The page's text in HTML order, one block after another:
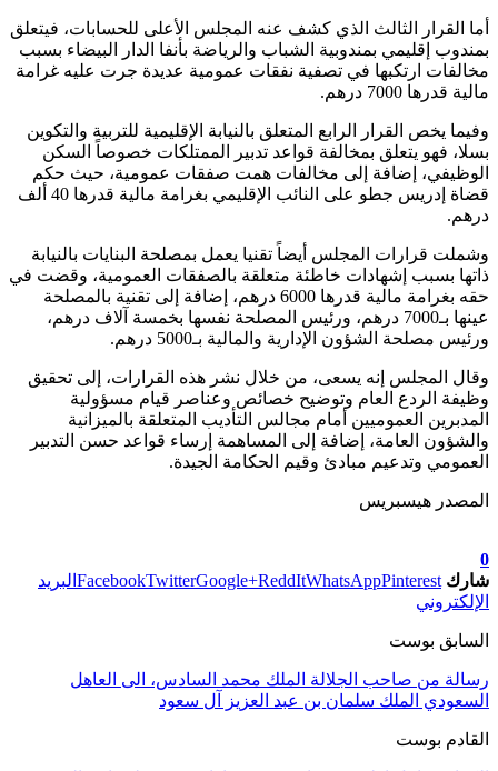
أما القرار الثالث الذي كشف عنه المجلس الأعلى للحسابات، فيتعلق
بمندوب إقليمي بمندوبية الشباب والرياضة بأنفا الدار البيضاء بسبب
مخالفات ارتكبها في تصفية نفقات عمومية عديدة جرت عليه غرامة
مالية قدرها 7000 درهم.
وفيما يخص القرار الرابع المتعلق بالنيابة الإقليمية للتربية والتكوين
بسلا، فهو يتعلق بمخالفة قواعد تدبير الممتلكات خصوصاً السكن
الوظيفي، إضافة إلى مخالفات همت صفقات عمومية، حيث حكم
قضاة إدريس جطو على النائب الإقليمي بغرامة مالية قدرها 40 ألف
درهم.
وشملت قرارات المجلس أيضاً تقنيا يعمل بمصلحة البنايات بالنيابة
ذاتها بسبب إشهادات خاطئة متعلقة بالصفقات العمومية، وقضت في
حقه بغرامة مالية قدرها 6000 درهم، إضافة إلى تقنية بالمصلحة
عينها بـ7000 درهم، ورئيس المصلحة نفسها بخمسة آلاف درهم،
ورئيس مصلحة الشؤون الإدارية والمالية بـ5000 درهم.
وقال المجلس إنه يسعى، من خلال نشر هذه القرارات، إلى تحقيق
وظيفة الردع العام وتوضيح خصائص وعناصر قيام مسؤولية
المدبرين العموميين أمام مجالس التأديب المتعلقة بالميزانية
والشؤون العامة، إضافة إلى المساهمة إرساء قواعد حسن التدبير
العمومي وتدعيم مبادئ وقيم الحكامة الجيدة.
المصدر هيسبريس
0
شارك
FacebookTwitterGoogle+ReddItWhatsAppPinterest
البريد
الإلكتروني
السابق بوست
رسالة من صاحب الجلالة الملك محمد السادس، الى العاهل
السعودي الملك سلمان بن عبد العزيز آل سعود
القادم بوست